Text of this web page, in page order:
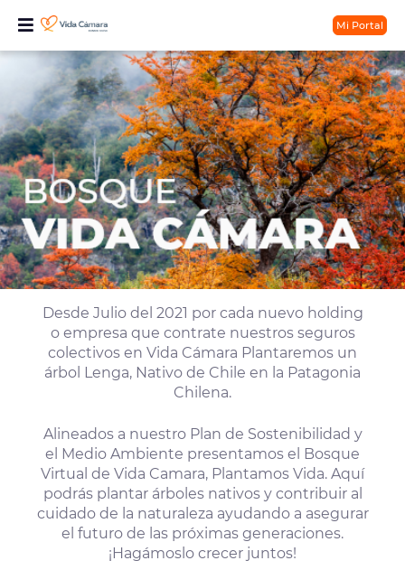
Mi Portal
Desde Julio del 2021 por cada nuevo holding
o empresa que contrate nuestros seguros
colectivos en Vida Cámara Plantaremos un
árbol Lenga, Nativo de Chile en la Patagonia
Chilena.
Alineados a nuestro Plan de Sostenibilidad y
el Medio Ambiente presentamos el Bosque
Virtual de Vida Camara, Plantamos Vida. Aquí
podrás plantar árboles nativos y contribuir al
cuidado de la naturaleza ayudando a asegurar
el futuro de las próximas generaciones.
¡Hagámoslo crecer juntos!